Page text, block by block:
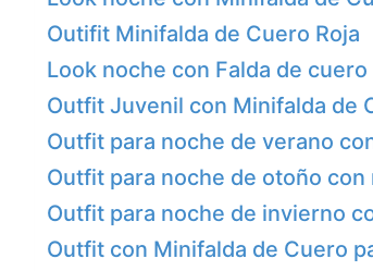
Outifit Minifalda de Cuero Roja
Look noche con Falda de
Outfit Juvenil con Minifalda de
Outfit para noche de verano
Outfit para noche de otoño
Outfit para noche de invierno
Outfit con Minifalda de Cuero